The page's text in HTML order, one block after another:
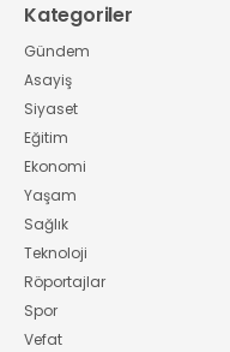
Kategoriler
Gündem
Asayiş
Siyaset
Eğitim
Ekonomi
Yaşam
Sağlık
Teknoloji
Röportajlar
Spor
Vefat